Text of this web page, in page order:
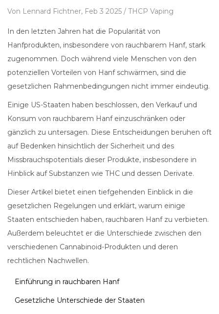
Von Lennard Fichtner, Feb 3 2025 / THCP Vaping
In den letzten Jahren hat die Popularität von
Hanfprodukten, insbesondere von rauchbarem Hanf, stark
zugenommen. Doch während viele Menschen von den
potenziellen Vorteilen von Hanf schwärmen, sind die
gesetzlichen Rahmenbedingungen nicht immer eindeutig.
Einige US-Staaten haben beschlossen, den Verkauf und
Konsum von rauchbarem Hanf einzuschränken oder
gänzlich zu untersagen. Diese Entscheidungen beruhen oft
auf Bedenken hinsichtlich der Sicherheit und des
Missbrauchspotentials dieser Produkte, insbesondere in
Hinblick auf Substanzen wie THC und dessen Derivate.
Dieser Artikel bietet einen tiefgehenden Einblick in die
gesetzlichen Regelungen und erklärt, warum einige
Staaten entschieden haben, rauchbaren Hanf zu verbieten.
Außerdem beleuchtet er die Unterschiede zwischen den
verschiedenen Cannabinoid-Produkten und deren
rechtlichen Nachwellen.
Einführung in rauchbaren Hanf
Gesetzliche Unterschiede der Staaten